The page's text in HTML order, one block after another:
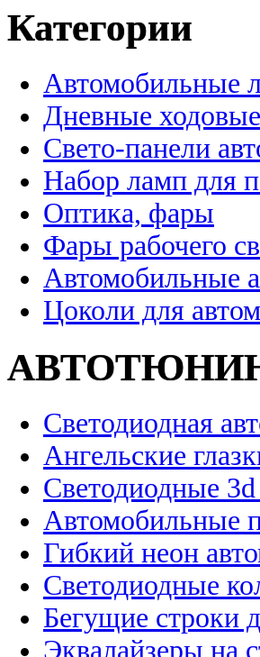
Категории
Автомобильные
Дневные
Свето-панели
Набор ламп для
Оптика, фары
Фары рабочего
Автомобильные
Цоколи для
Светодиодная
Ангельские
Светодиодные
Автомобильные
Гибкий неон
Светодиодные
Бегущие строки
Эквалайзеры на